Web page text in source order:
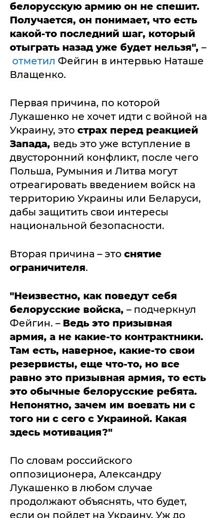
белорусскую армию он не спешит.
Получается, он понимает, что есть
какой-то последний шаг, который
отыграть назад уже будет нельзя", –
отметил Фейгин в интервью Наташе
Влащенко.
Первая причина, по которой
Лукашенко не хочет идти с войной на
Украину, это страх перед реакцией
Запада, ведь это уже вступление в
двусторонний конфликт, после чего
Польша, Румыния и Литва могут
отреагировать введением войск на
территорию Украины или Беларуси,
дабы защитить свои интересы
национальной безопасности.
Вторая причина – это снятие
ограничителя.
"Неизвестно, как поведут себя
белорусские войска, – подчеркнул
Фейгин. – Ведь это призывная
армия, а не какие-то контрактники.
Там есть, наверное, какие-то свои
резервисты, еще что-то, но все
равно это призывная армия, то есть
это обычные белорусские ребята.
Непонятно, зачем им воевать ни с
того ни с сего с Украиной. Какая
здесь мотивация?"
По словам российского
оппозиционера, Александру
Лукашенко в любом случае
продолжают объяснять, что будет,
если он пойдет на Украину. Уж до